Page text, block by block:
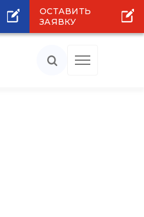
ОСТАВИТЬ
ЗАЯВКУ